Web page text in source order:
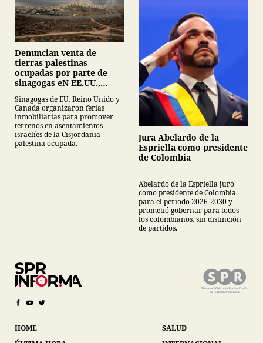
Denuncian venta de
tierras palestinas
ocupadas por parte de
sinagogas eN EE.UU.,
Sinagogas de EU, Reino Unido y
Canadá organizaron ferias
inmobiliarias para promover
terrenos en asentamientos
israelíes de la Cisjordania
palestina ocupada.
Jura Abelardo de la
Espriella como presidente
de Colombia
Abelardo de la Espriella juró
como presidente de Colombia
para el periodo 2026-2030 y
prometió gobernar para todos
los colombianos, sin distinción
de partidos.
HOME
SALUD